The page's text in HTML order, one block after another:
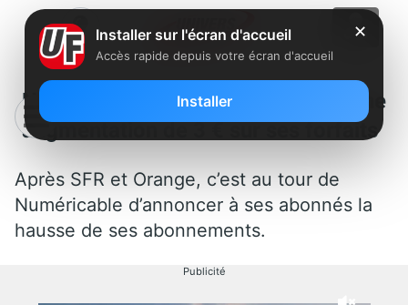
Numéricable annonce une
augmentation de 3 € sur ses forfaits
Après SFR et Orange, c’est au tour de
Numéricable d’annoncer à ses abonnés la
hausse de ses abonnements.
Publicité
✕
Installer sur l'écran d'accueil
Accès rapide depuis votre écran d'accueil
Installer